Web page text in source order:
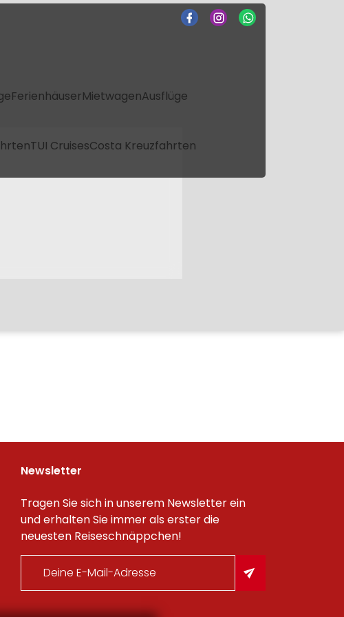
FerienhäuserMietwagenAusflüge
TUI CruisesCosta Kreuzfahrten
Newsletter
Tragen Sie sich in unserem Newsletter ein
und erhalten Sie immer als erster die
neuesten Reiseschnäppchen!